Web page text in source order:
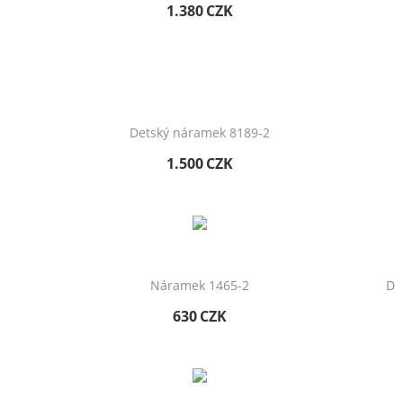
1.380CZK
Detský náramek 8189-2
1.500CZK
Náramek 1465-2
630CZK